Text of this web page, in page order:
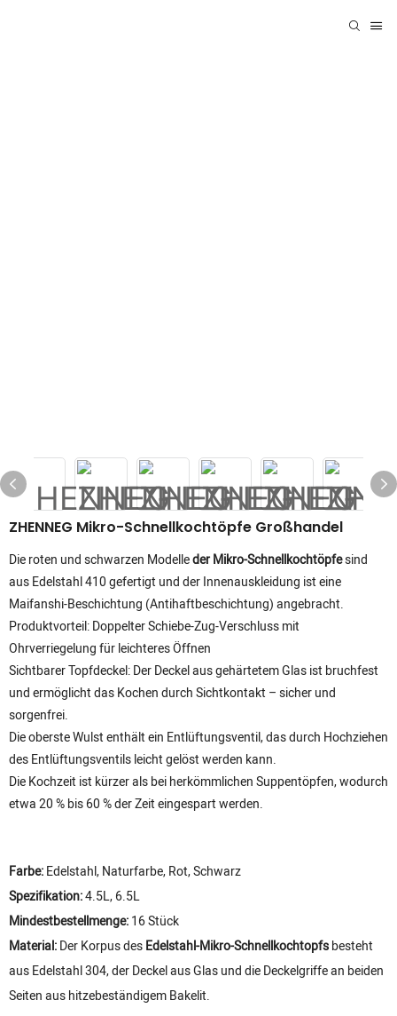
ZHENNEG Mikro-Schnellkochtöpfe Großhandel
Die roten und schwarzen Modelleder Mikro-Schnellkochtöpfesind
aus Edelstahl 410 gefertigt und der Innenauskleidung ist eine
Maifanshi-Beschichtung (Antihaftbeschichtung) angebracht.
Produktvorteil: Doppelter Schiebe-Zug-Verschluss mit
Ohrverriegelung für leichteres Öffnen
Sichtbarer Topfdeckel: Der Deckel aus gehärtetem Glas ist bruchfest
und ermöglicht das Kochen durch Sichtkontakt – sicher und
sorgenfrei.
Die oberste Wulst enthält ein Entlüftungsventil, das durch Hochziehen
des Entlüftungsventils leicht gelöst werden kann.
Die Kochzeit ist kürzer als bei herkömmlichen Suppentöpfen, wodurch
etwa 20 % bis 60 % der Zeit eingespart werden.
Farbe:Edelstahl, Naturfarbe, Rot, Schwarz
Spezifikation:4.5L, 6.5L
Mindestbestellmenge:16 Stück
Material:Der Korpus desEdelstahl-Mikro-Schnellkochtopfsbesteht
aus Edelstahl 304, der Deckel aus Glas und die Deckelgriffe an beiden
Seiten aus hitzebeständigem Bakelit.